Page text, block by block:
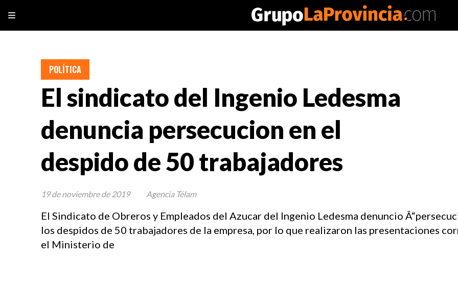
El sindicato del Ingenio Ledesma
denuncia persecucion en el
despido de 50 trabajadores
El Sindicato de Obreros y Empleados del Azucar del Ingenio Ledesma denuncio
los despidos de 50 trabajadores de la empresa, por lo que realizaron las presentaciones
el Ministerio de
POLÍTICA
19 de noviembre de 2019 Agencia Télam